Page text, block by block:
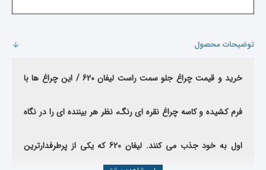
توضیحات محصول
خرید و قیمت چراغ جلو سمت راست لیفان 620 / این چراغ ها با
فرم کشیده و کاسه چراغ نقره ای رنگ، نظر هر بیننده ای را در نگاه
اول به خود جذب می کنند. لیفان 620 که یکی از پرطرفدارترین